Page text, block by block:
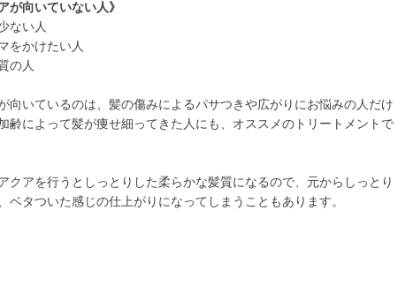
が向いていない人》
ない人
をかけたい人
の人
向いているのは、髪の傷みによるパサつきや広がりにお悩みの人だけ
齢によって髪が痩せ細ってきた人にも、オススメのトリートメントで
クアを行うとしっとりした柔らかな髪質になるので、元からしっとり
ベタついた感じの仕上がりになってしまうこともあります。